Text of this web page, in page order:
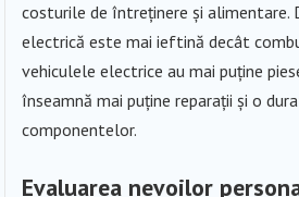
costurile de întreținere și alimentare.
electrică este mai ieftină decât
vehiculele electrice au mai puține
înseamnă mai puține reparații și o
componentelor.
Evaluarea nevoilor